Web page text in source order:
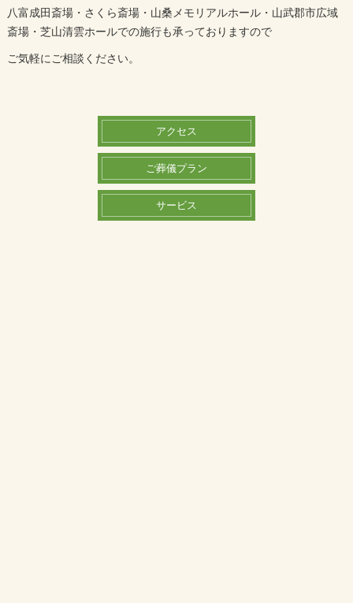
八富成田斎場・さくら斎場・山桑メモリアルホール・山武郡市広域
斎場・芝山清雲ホールでの施行も承っておりますので
ご気軽にご相談ください。
アクセス
ご葬儀プラン
サービス